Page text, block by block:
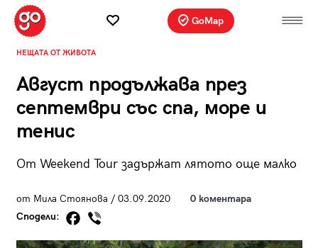
GoMap
НЕЩАТА ОТ ЖИВОТА
Август продължава през
септември със спа, море и
тенис
От Weekend Tour задържат лятото още малко
от Мила Стоянова / 03.09.2020
0 коментара
Сподели: